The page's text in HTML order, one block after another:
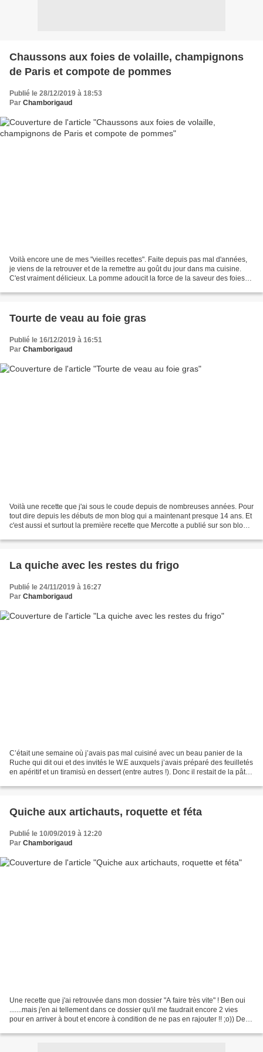
Chaussons aux foies de volaille, champignons
de Paris et compote de pommes
Publié le 28/12/2019 à 18:53
Par Chamborigaud
Voilà encore une de mes "vieilles recettes". Faite depuis pas mal d'années,
je viens de la retrouver et de la remettre au goût du jour dans ma cuisine.
C'est vraiment délicieux. La pomme adoucit la force de la saveur des foies
Tourte de veau au foie gras
Publié le 16/12/2019 à 16:51
Par Chamborigaud
Voilà une recette que j'ai sous le coude depuis de nombreuses années. Pour
tout dire depuis les débuts de mon blog qui a maintenant presque 14 ans. Et
c'est aussi et surtout la première recette que Mercotte a publié sur son blog.
La quiche avec les restes du frigo
Publié le 24/11/2019 à 16:27
Par Chamborigaud
C’était une semaine où j’avais pas mal cuisiné avec un beau panier de la
Ruche qui dit oui et des invités le W.E auxquels j’avais préparé des feuilletés
en apéritif et un tiramisù en dessert (entre autres !). Donc il restait de la pâte
Quiche aux artichauts, roquette et féta
Publié le 10/09/2019 à 12:20
Par Chamborigaud
Une recette que j'ai retrouvée dans mon dossier "A faire très vite" ! Ben oui
.......mais j'en ai tellement dans ce dossier qu'il me faudrait encore 2 vies
pour en arriver à bout et encore à condition de ne pas en rajouter !! ;o)) De